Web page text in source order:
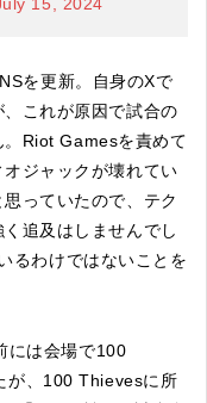
を更新。自身のXで
、これが原因で試合の
Riot Gamesを責めて
ジャックが壊れてい
っていたので、テク
追及はしませんでし
るわけではないことを
には会場で100
が、100 Thievesに所